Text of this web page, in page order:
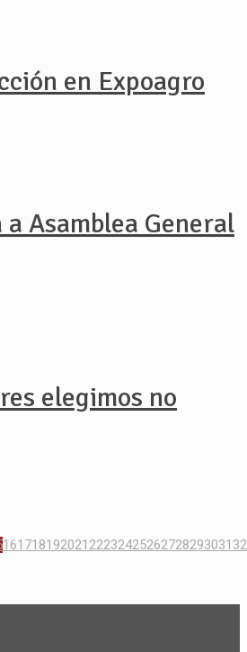
en Expoagro
Asamblea General
elegimos no
161718192021 22232425262728293031 32